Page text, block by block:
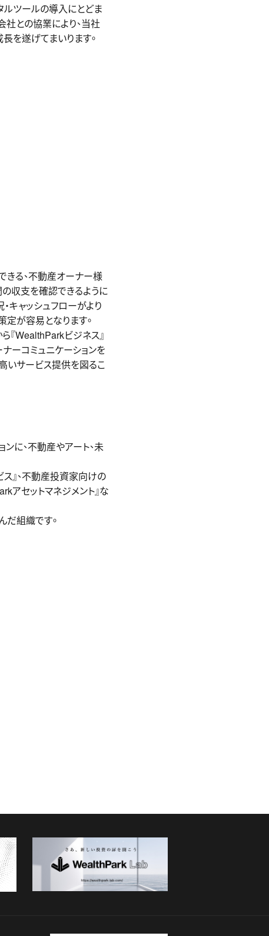
ルツールの導入にとどま
との協業により、当社
を遂げてまいります。
きる、不動産オーナー様
収支を確認できるように
キャッシュフローがより
定が容易となります。
『WealthParkビジネス』
ーコミュニケーションを
いサービス提供を図るこ
に、不動産やアート、未
』、不動産投資家向けの
アセットマネジメント』な
だ組織です。